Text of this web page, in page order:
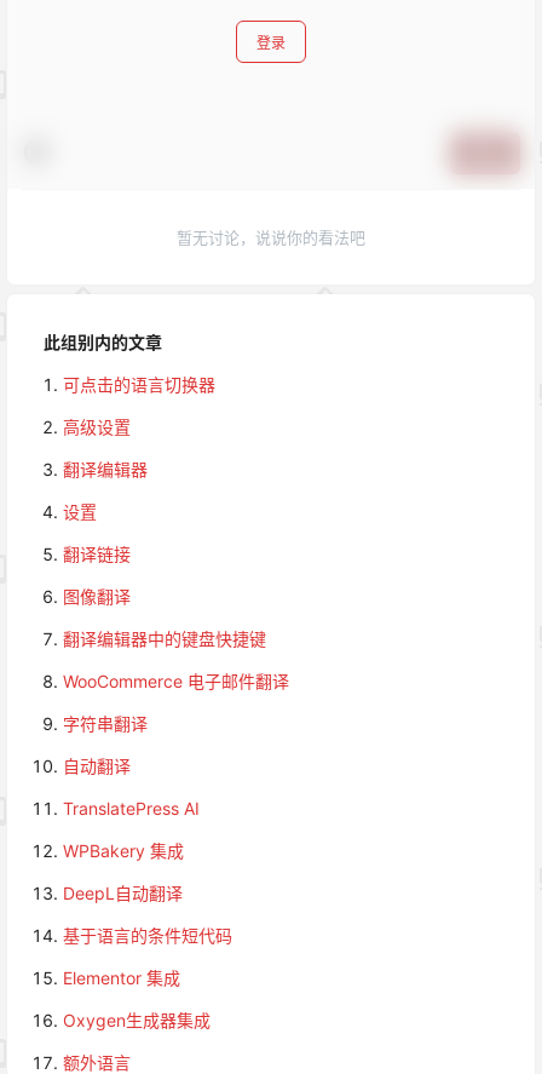
此组别内的文章
可点击的语言切换器
高级设置
翻译编辑器
设置
翻译链接
图像翻译
翻译编辑器中的键盘快捷键
WooCommerce 电子邮件翻译
字符串翻译
自动翻译
TranslatePress AI
WPBakery 集成
DeepL自动翻译
基于语言的条件短代码
Elementor 集成
Oxygen生成器集成
额外语言
登录
暂无讨论，说说你的看法吧